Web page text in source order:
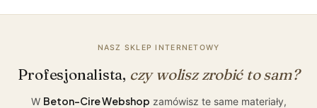
NASZ SKLEP INTERNETOWY
Profesjonalista, czy wolisz zrobić to sam?
W Beton-Cire Webshop zamówisz te same materiały,